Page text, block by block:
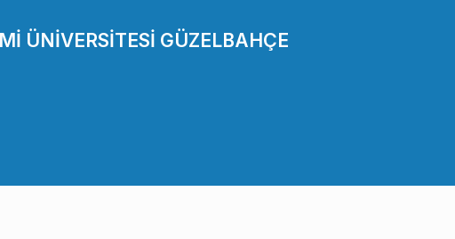
ÜNİVERSİTESİ GÜZELBAHÇE